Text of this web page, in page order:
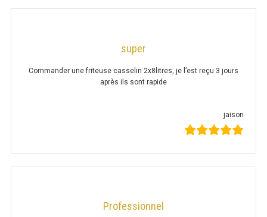
TABLE DE PRÉPARATION 700 / 800
SALADETTE COMPACTE VITRÉE
SALADETTE 800 VITRÉE
MEUBLE À PIZZA
PRÉSENTOIR À INGRÉDIENTS
super
Commander une friteuse casselin 2x8litres, je l’est reçu 3 jours
après ils sont rapide
jaison
Professionnel